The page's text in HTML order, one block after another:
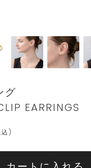
グ
EARRINGS
)
こ
こ